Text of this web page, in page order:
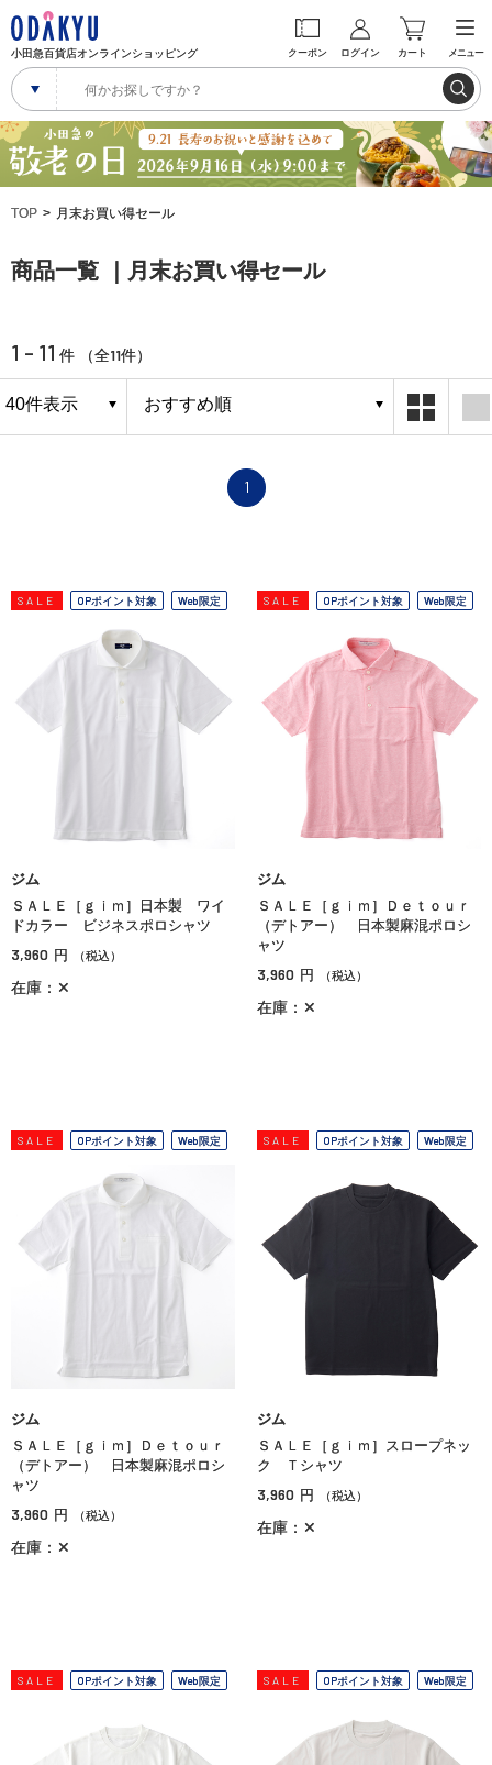
小田急百貨店オンラインショッピング クーポン ログイン カート メニュー
TOP 月末お買い得セール
商品一覧 ｜月末お買い得セール
1 - 11 件 （全11件）
1
SALE OPポイント対象 Web限定
ジム
ＳＡＬＥ［ｇｉｍ］日本製 ワイ
ドカラー ビジネスポロシャツ
3,960 円 （税込）
在庫：✕
SALE OPポイント対象 Web限定
ジム
ＳＡＬＥ［ｇｉｍ］Ｄｅｔｏｕｒ
（デトアー） 日本製麻混ポロシ
ャツ
3,960 円 （税込）
在庫：✕
SALE OPポイント対象 Web限定
ジム
ＳＡＬＥ［ｇｉｍ］Ｄｅｔｏｕｒ
（デトアー） 日本製麻混ポロシ
ャツ
3,960 円 （税込）
在庫：✕
SALE OPポイント対象 Web限定
ジム
ＳＡＬＥ［ｇｉｍ］スロープネッ
ク Ｔシャツ
3,960 円 （税込）
在庫：✕
SALE OPポイント対象 Web限定 SALE OPポイント対象 Web限定